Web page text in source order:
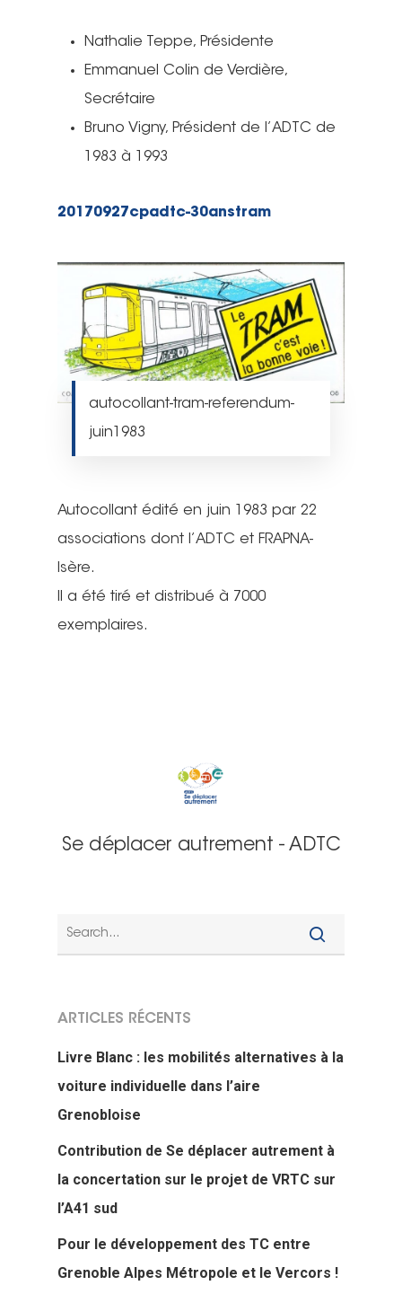
Nathalie Teppe, Présidente
Emmanuel Colin de Verdière,
Secrétaire
Bruno Vigny, Président de l’ADTC de
1983 à 1993
20170927cpadtc-30anstram
autocollant-tram-referendum-
juin1983
Autocollant édité en juin 1983 par 22
associations dont l’ADTC et FRAPNA-
Isère.
Il a été tiré et distribué à 7000
exemplaires.
Se déplacer autrement - ADTC
ARTICLES RÉCENTS
Livre Blanc : les mobilités alternatives à la
voiture individuelle dans l’aire
Grenobloise
Contribution de Se déplacer autrement à
la concertation sur le projet de VRTC sur
l’A41 sud
Pour le développement des TC entre
Grenoble Alpes Métropole et le Vercors !
Actions Grand
Nous faire